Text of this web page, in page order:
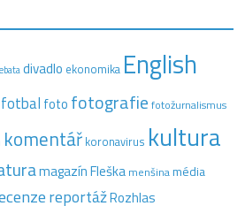
divadlo ekonomika English
fotbal foto fotografie fotožurnalismus
komentář koronavirus kultura
magazín Fleška menšinamédia
reportážRozhlas